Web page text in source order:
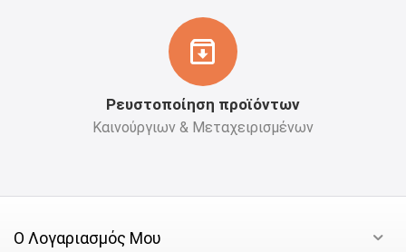
Ρευστοποίηση προϊόντων
Καινούργιων & Μεταχειρισμένων
Ο Λογαριασμός Μου